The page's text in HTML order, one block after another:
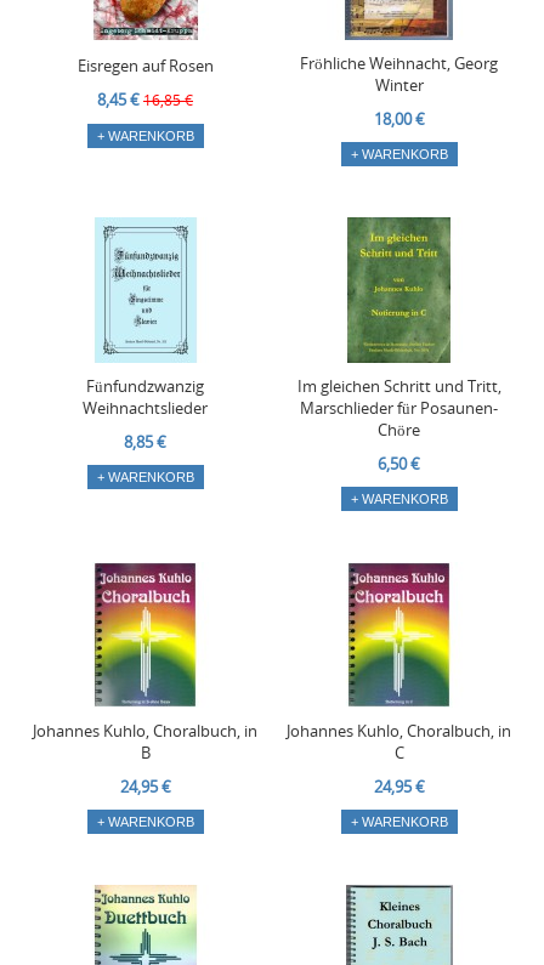
Eisregen auf Rosen
8,45 €16,85 €
+ WARENKORB
Fröhliche Weihnacht, Georg
Winter
18,00 €
+ WARENKORB
Fünfundzwanzig
Weihnachtslieder
8,85 €
+ WARENKORB
Im gleichen Schritt und Tritt,
Marschlieder für Posaunen-
Chöre
6,50 €
+ WARENKORB
Johannes Kuhlo, Choralbuch, in
B
24,95 €
+ WARENKORB
Johannes Kuhlo, Choralbuch, in
C
24,95 €
+ WARENKORB